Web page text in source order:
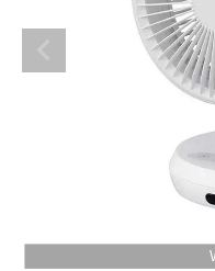
アウトレット